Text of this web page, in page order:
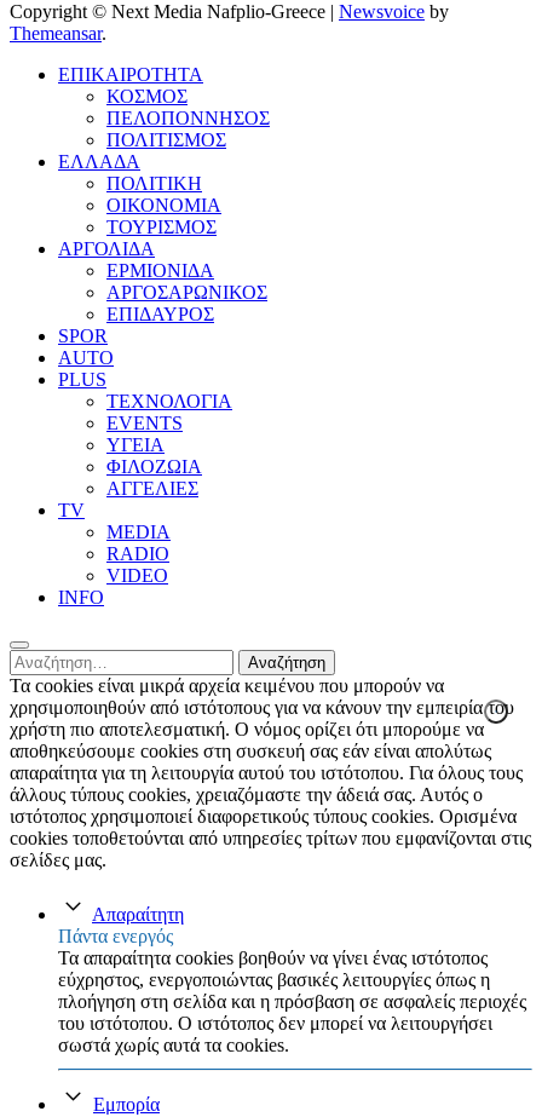
Copyright © Next Media Nafplio-Greece | Newsvoice by
Themeansar.
ΕΠΙΚΑΙΡΟΤΗΤΑ
ΚΟΣΜΟΣ
ΠΕΛΟΠΟΝΝΗΣΟΣ
ΠΟΛΙΤΙΣΜΟΣ
ΕΛΛΑΔΑ
ΠΟΛΙΤΙΚΗ
ΟΙΚΟΝΟΜΙΑ
ΤΟΥΡΙΣΜΟΣ
ΑΡΓΟΛΙΔΑ
ΕΡΜΙΟΝΙΔΑ
ΑΡΓΟΣΑΡΩΝΙΚΟΣ
ΕΠΙΔΑΥΡΟΣ
SPOR
AUTO
PLUS
ΤΕΧΝΟΛΟΓΙΑ
EVENTS
ΥΓΕΙΑ
ΦΙΛΟΖΩΙΑ
ΑΓΓΕΛΙΕΣ
ΤV
MEDIA
RADIO
VIDEO
INFO
Αναζήτηση
για:
Τα cookies είναι μικρά αρχεία κειμένου που μπορούν να
χρησιμοποιηθούν από ιστότοπους για να κάνουν την εμπειρία του
χρήστη πιο αποτελεσματική. Ο νόμος ορίζει ότι μπορούμε να
αποθηκεύσουμε cookies στη συσκευή σας εάν είναι απολύτως
απαραίτητα για τη λειτουργία αυτού του ιστότοπου. Για όλους τους
άλλους τύπους cookies, χρειαζόμαστε την άδειά σας. Αυτός ο
ιστότοπος χρησιμοποιεί διαφορετικούς τύπους cookies. Ορισμένα
cookies τοποθετούνται από υπηρεσίες τρίτων που εμφανίζονται στις
σελίδες μας.
Απαραίτητη
Πάντα ενεργός
Τα απαραίτητα cookies βοηθούν να γίνει ένας ιστότοπος
εύχρηστος, ενεργοποιώντας βασικές λειτουργίες όπως η
πλοήγηση στη σελίδα και η πρόσβαση σε ασφαλείς περιοχές
του ιστότοπου. Ο ιστότοπος δεν μπορεί να λειτουργήσει
σωστά χωρίς αυτά τα cookies.
Εμπορία